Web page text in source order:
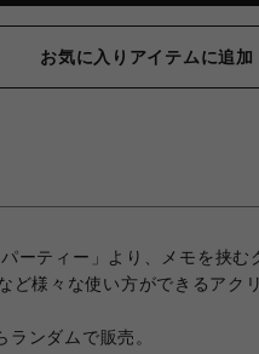
お気に入りアイテムに追加
パーティー」より、メモを挟む
ど様々な使い方ができるアク
ンダムで販売。